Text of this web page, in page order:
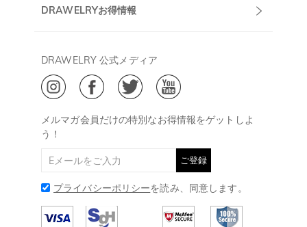
ご利用規約
ご特定商取引法に基づく表示
発送について
ジュエリーお手入れ
Drawelry Blog
DRAWELRYお得情報
会員・ポイントについて
メルマガ会員だけの特別なお得情報をゲットしよ
う！
ご登録
プライバシーポリシーを読み、同意します。
DRAWELRY 公式メディア